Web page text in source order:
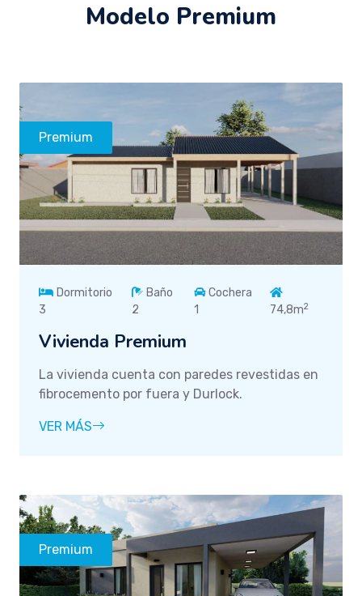
Modelo Premium
Premium
Dormitorio
3
Baño
2
Cochera
1
74,8m2
Vivienda Premium
La vivienda cuenta con paredes revestidas en
fibrocemento por fuera y Durlock.
VER MÁS
Premium